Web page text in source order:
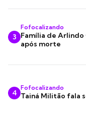
3
Fofocalizando
Família de Arlindo
após morte
4
Fofocalizando
Tainá Militão fala